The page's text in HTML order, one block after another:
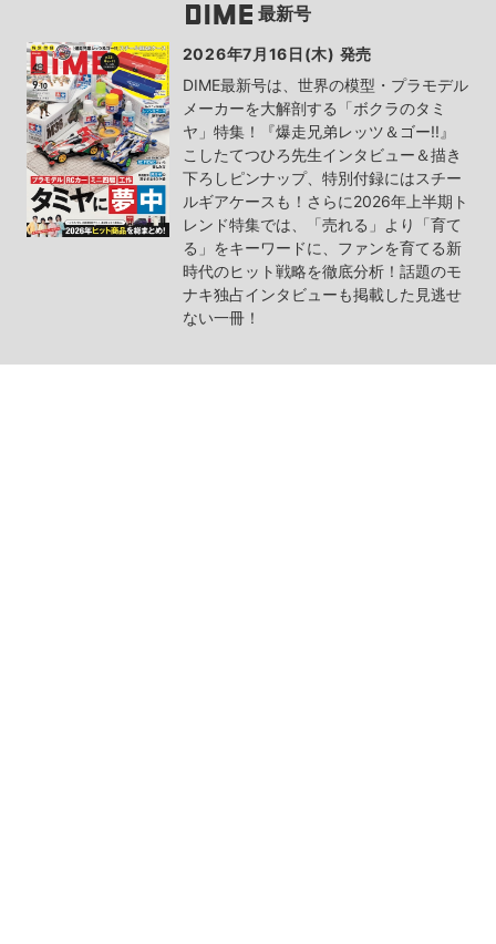
最新号
2026年7月16日(木) 発売
DIME最新号は、世界の模型・プラモデル
メーカーを大解剖する「ボクラのタミ
ヤ」特集！『爆走兄弟レッツ＆ゴー!!』
こしたてつひろ先生インタビュー＆描き
下ろしピンナップ、特別付録にはスチー
ルギアケースも！さらに2026年上半期ト
レンド特集では、「売れる」より「育て
る」をキーワードに、ファンを育てる新
時代のヒット戦略を徹底分析！話題のモ
ナキ独占インタビューも掲載した見逃せ
ない一冊！